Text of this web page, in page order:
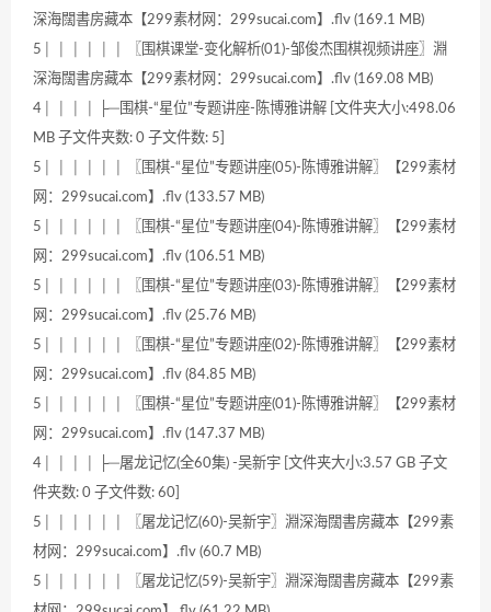
深海闊書房藏本【299素材网：299sucai.com】.flv (169.1 MB)
5│ │ │ │ │ │ 〖围棋课堂-变化解析(01)-邹俊杰围棋视频讲座〗淵
深海闊書房藏本【299素材网：299sucai.com】.flv (169.08 MB)
4│ │ │ │ ├─围棋-“星位”专题讲座-陈博雅讲解 [文件夹大小:498.06
MB 子文件夹数: 0 子文件数: 5]
5│ │ │ │ │ │ 〖围棋-“星位”专题讲座(05)-陈博雅讲解〗【299素材
网：299sucai.com】.flv (133.57 MB)
5│ │ │ │ │ │ 〖围棋-“星位”专题讲座(04)-陈博雅讲解〗【299素材
网：299sucai.com】.flv (106.51 MB)
5│ │ │ │ │ │ 〖围棋-“星位”专题讲座(03)-陈博雅讲解〗【299素材
网：299sucai.com】.flv (25.76 MB)
5│ │ │ │ │ │ 〖围棋-“星位”专题讲座(02)-陈博雅讲解〗【299素材
网：299sucai.com】.flv (84.85 MB)
5│ │ │ │ │ │ 〖围棋-“星位”专题讲座(01)-陈博雅讲解〗【299素材
网：299sucai.com】.flv (147.37 MB)
4│ │ │ │ ├─屠龙记忆(全60集) -吴新宇 [文件夹大小:3.57 GB 子文
件夹数: 0 子文件数: 60]
5│ │ │ │ │ │ 〖屠龙记忆(60)-吴新宇〗淵深海闊書房藏本【299素
材网：299sucai.com】.flv (60.7 MB)
5│ │ │ │ │ │ 〖屠龙记忆(59)-吴新宇〗淵深海闊書房藏本【299素